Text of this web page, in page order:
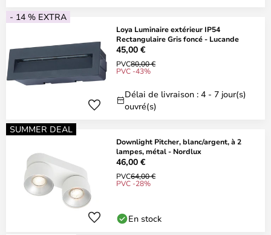
- 14 % EXTRA
Loya Luminaire extérieur IP54
Rectangulaire Gris foncé - Lucande
45,00 €
PVC80,00 €
PVC -43%
Délai de livraison : 4 - 7 jour(s)
ouvré(s)
SUMMER DEAL
Downlight Pitcher, blanc/argent, à 2
lampes, métal - Nordlux
46,00 €
PVC64,00 €
PVC -28%
En stock